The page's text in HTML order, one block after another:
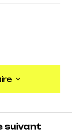
suivant